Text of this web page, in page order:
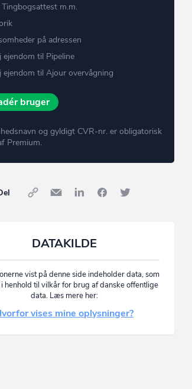
Tingbogsattest m.m.
på adressen
ejendom til Pipeline
ejendom til Ajour overvågning
bruger
og gyldigt CVR-nr. er obligatorisk
Premium.
DATAKILDE
vist på denne side indeholder data, som
henhold til vilkår for brug af danske offentlige
data. Læs mere her:
vises mine oplysninger?